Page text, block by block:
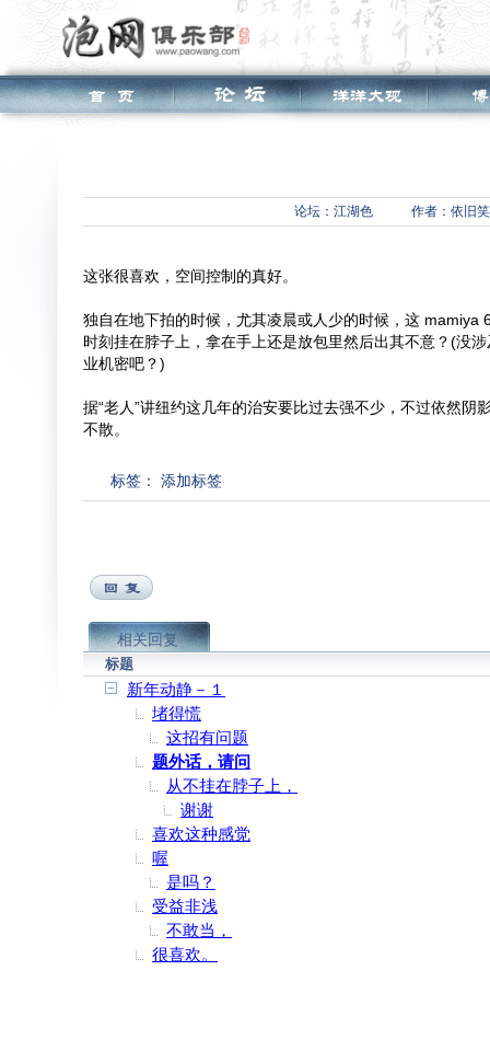
论坛： 江湖色 作者：依旧
这张很喜欢，空间控制的真好。
独自在地下拍的时候，尤其凌晨或人少的时候，这 mamiya
时刻挂在脖子上，拿在手上还是放包里然后出其不意？(没涉
业机密吧？)
据“老人”讲纽约这几年的治安要比过去强不少，不过依然阴
不散。
标签： 添加标签
相关回复
标题
新年动静－１
堵得慌
这招有问题
题外话，请问
从不挂在脖子上，
谢谢
喜欢这种感觉
喔
是吗？
受益非浅
不敢当，
很喜欢。